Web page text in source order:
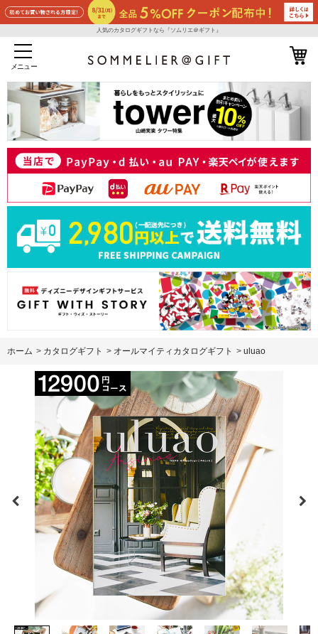
人気のカタログギフトなら『ソムリエ＠ギフト』
メニュー
ホーム > カタログギフト > オールマイティカタログギフト > uluao